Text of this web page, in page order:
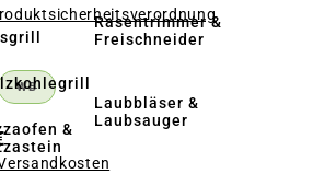
&
Rasentrimmer &
Freischneider
Laubbläser &
Laubsauger
IST ZURZEIT NICHT VERFÜGBAR.)
WB(DIESE OPTION IST ZURZEIT NICHT